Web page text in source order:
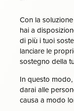
Con la
hai a
di più i tuoi
lanciare le
sostegno della
In questo
darai alle
causa a modo